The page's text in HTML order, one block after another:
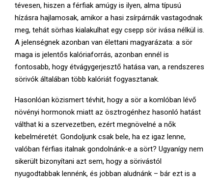
tévesen, hiszen a férfiak amúgy is ilyen, alma típusú
hízásra hajlamosak, amikor a hasi zsírpárnák vastagodnak
meg, tehát sörhas kialakulhat egy csepp sör ivása nélkül is.
A jelenségnek azonban van élettani magyarázata: a sör
maga is jelentős kalóriaforrás, azonban ennél is
fontosabb, hogy étvágygerjesztő hatása van, a rendszeres
sörivók általában több kalóriát fogyasztanak.
Hasonlóan közismert tévhit, hogy a sör a komlóban lévő
növényi hormonok miatt az ösztrogénhez hasonló hatást
válthat ki a szervezetben, ezért megnövelné a nők
kebelméretét. Gondoljunk csak bele, ha ez igaz lenne,
valóban férfias italnak gondolnánk-e a sört? Ugyanígy nem
sikerült bizonyítani azt sem, hogy a sörivástól
nyugodtabbak lennénk, és jobban aludnánk – bár ezt is a